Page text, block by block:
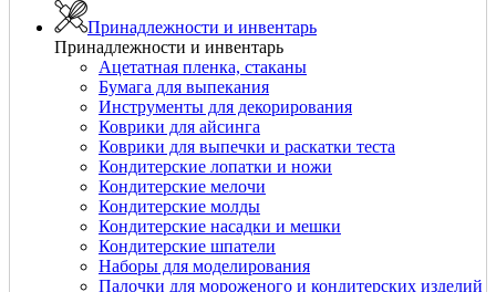
Принадлежности и инвентарь
Принадлежности и инвентарь
Ацетатная пленка, стаканы
Бумага для выпекания
Инструменты для декорирования
Коврики для айсинга
Коврики для выпечки и раскатки теста
Кондитерские лопатки и ножи
Кондитерские мелочи
Кондитерские молды
Кондитерские насадки и мешки
Кондитерские шпатели
Наборы для моделирования
Палочки для мороженого и кондитерских изделий